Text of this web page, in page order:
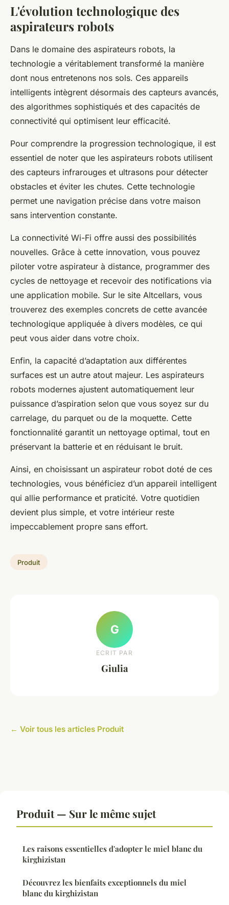
L'évolution technologique des
aspirateurs robots
Dans le domaine des aspirateurs robots, la
technologie a véritablement transformé la manière
dont nous entretenons nos sols. Ces appareils
intelligents intègrent désormais des capteurs avancés,
des algorithmes sophistiqués et des capacités de
connectivité qui optimisent leur efficacité.
Pour comprendre la progression technologique, il est
essentiel de noter que les aspirateurs robots utilisent
des capteurs infrarouges et ultrasons pour détecter
obstacles et éviter les chutes. Cette technologie
permet une navigation précise dans votre maison
sans intervention constante.
La connectivité Wi-Fi offre aussi des possibilités
nouvelles. Grâce à cette innovation, vous pouvez
piloter votre aspirateur à distance, programmer des
cycles de nettoyage et recevoir des notifications via
une application mobile. Sur le site Altcellars, vous
trouverez des exemples concrets de cette avancée
technologique appliquée à divers modèles, ce qui
peut vous aider dans votre choix.
Enfin, la capacité d’adaptation aux différentes
surfaces est un autre atout majeur. Les aspirateurs
robots modernes ajustent automatiquement leur
puissance d’aspiration selon que vous soyez sur du
carrelage, du parquet ou de la moquette. Cette
fonctionnalité garantit un nettoyage optimal, tout en
préservant la batterie et en réduisant le bruit.
Ainsi, en choisissant un aspirateur robot doté de ces
technologies, vous bénéficiez d’un appareil intelligent
qui allie performance et praticité. Votre quotidien
devient plus simple, et votre intérieur reste
impeccablement propre sans effort.
Produit
G
ECRIT PAR
Giulia
← Voir tous les articles Produit
Produit — Sur le même sujet
Les raisons essentielles d'adopter le miel blanc du
kirghizistan
Découvrez les bienfaits exceptionnels du miel
blanc du kirghizistan